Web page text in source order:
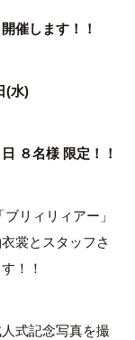
催します！！
(水)
８名様 限定！！
リィリィアー」
裳とスタッフさ
！！
式記念写真を撮